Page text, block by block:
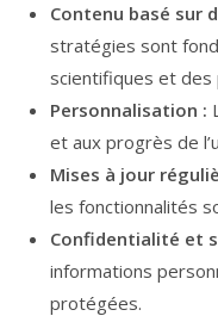
Contenu basé sur
stratégies sont
scientifiques et des
Personnalisation :
et aux progrès de
Mises à jour
les fonctionnalités
Confidentialité et
informations
protégées.